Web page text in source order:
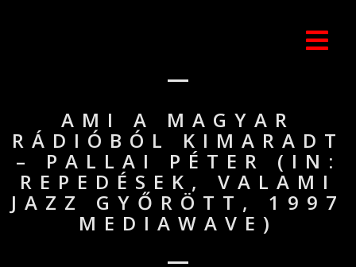
AMI A MAGYAR
RÁDIÓBÓL KIMARADT
– PALLAI PÉTER (IN:
REPEDÉSEK, VALAMI
JAZZ GYŐRÖTT, 1997
MEDIAWAVE)